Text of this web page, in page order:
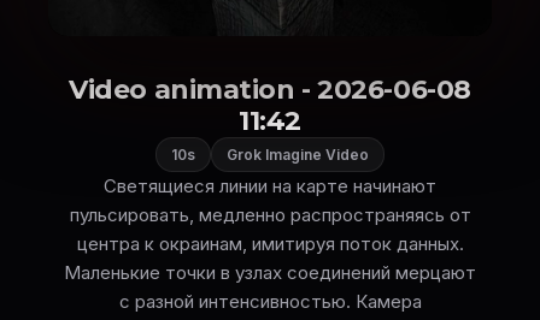
Video animation - 2026-06-08
11:42
10s Grok Imagine Video
Светящиеся линии на карте начинают
пульсировать, медленно распространяясь от
центра к окраинам, имитируя поток данных.
Маленькие точки в узлах соединений мерцают
с разной интенсивностью. Камера